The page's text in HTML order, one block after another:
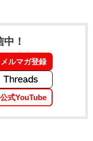
！
メルマガ登録
公式YouTube